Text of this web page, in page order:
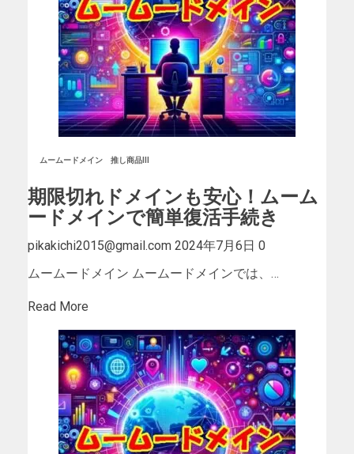
ムームードメイン 推し商品III
期限切れドメインも安心！ムーム
ードメインで簡単復活手続き
pikakichi2015@gmail.com 2024年7月6日 0
ムームードメイン ムームードメインでは、…
Read More